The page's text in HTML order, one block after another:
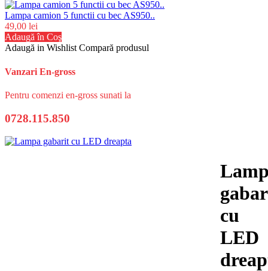
Lampa camion 5 functii cu bec AS950..
49,00 lei
Adaugă în Coş
Adaugă in Wishlist Compară produsul
Vanzari En-gross
Pentru comenzi en-gross sunati la
0728.115.850
cu
LED